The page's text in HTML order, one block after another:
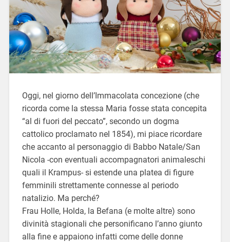
Oggi, nel giorno dell’Immacolata concezione (che
ricorda come la stessa Maria fosse stata concepita
“al di fuori del peccato”, secondo un dogma
cattolico proclamato nel 1854), mi piace ricordare
che accanto al personaggio di Babbo Natale/San
Nicola -con eventuali accompagnatori animaleschi
quali il Krampus- si estende una platea di figure
femminili strettamente connesse al periodo
natalizio. Ma perché?
Frau Holle, Holda, la Befana (e molte altre) sono
divinità stagionali che personificano l’anno giunto
alla fine e appaiono infatti come delle donne